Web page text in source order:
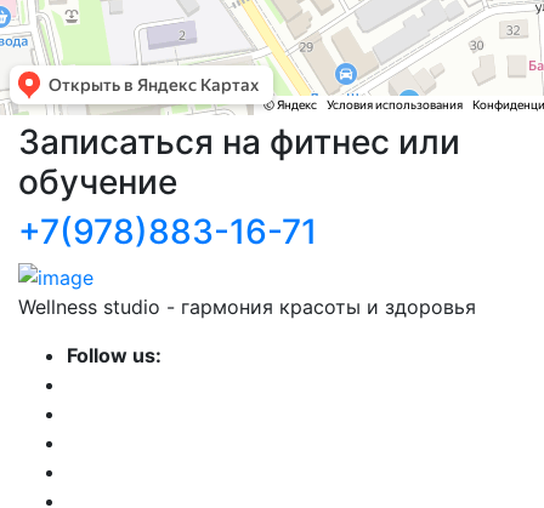
Записаться на фитнес или
обучение
+7(978)883-16-71
Wellness studio - гармония красоты и здоровья
Follow us: